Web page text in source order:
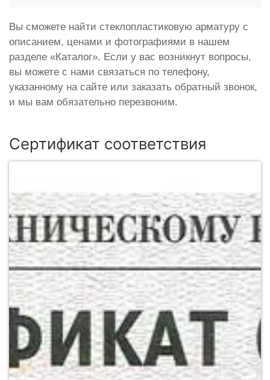
Вы сможете найти стеклопластиковую арматуру с
описанием, ценами и фотографиями в нашем
разделе «Каталог». Если у вас возникнут вопросы,
вы можете с нами связаться по телефону,
указанному на сайте или заказать обратный звонок,
и мы вам обязательно перезвоним.
Сертификат соответствия